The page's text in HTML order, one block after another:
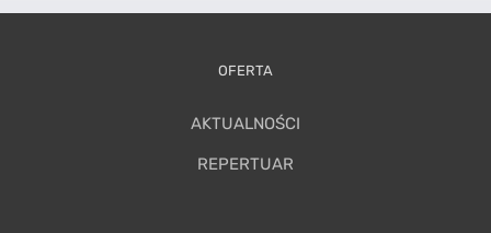
OFERTA
AKTUALNOŚCI
REPERTUAR